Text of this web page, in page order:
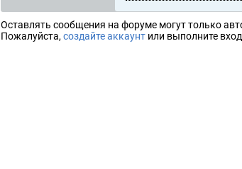
Оставлять сообщения на форуме могут только
Пожалуйста, создайте аккаунт или выполните